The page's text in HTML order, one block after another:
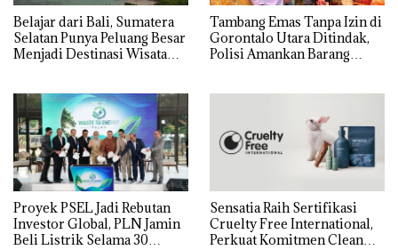
Belajar dari Bali, Sumatera
Selatan Punya Peluang Besar
Menjadi Destinasi Wisata
Tambang Emas Tanpa Izin di
Gorontalo Utara Ditindak,
Polisi Amankan Barang
Proyek PSEL Jadi Rebutan
Investor Global, PLN Jamin
Beli Listrik Selama 30
Sensatia Raih Sertifikasi
Cruelty Free International,
Perkuat Komitmen Clean